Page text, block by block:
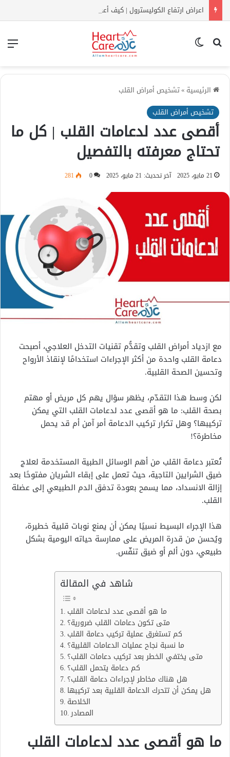
بحث عن
الرئيسية »تشخيص أمراض القلب
تشخيص أمراض القلب
أقصى عدد لدعامات القلب | كل ما
تحتاج معرفته بالتفصيل
21 مايو، 2025 آخر تحديث: 21 مايو، 2025 0
281
مع ازدياد أمراض القلب وتقدُّم تقنيات التدخل العلاجي، أصبحت
دعامة القلب واحدة من أكثر الإجراءات استخدامًا لإنقاذ الأرواح
وتحسين الصحة القلبية.
لكن وسط هذا التقدّم، يظهر سؤال يهم كل مريض أو مهتم
بصحة القلب: ما هو أقصى عدد لدعامات القلب التي يمكن
تركيبها؟ وهل تكرار تركيب الدعامة أمر آمن أم قد يحمل
مخاطرة؟!
تُعتبر دعامة القلب من أهم الوسائل الطبية المستخدمة لعلاج
ضيق الشرايين التاجية، حيث تعمل على إبقاء الشريان مفتوحًا بعد
إزالة الانسداد، مما يسمح بعودة تدفق الدم الطبيعي إلى عضلة
القلب.
هذا الإجراء البسيط نسبيًا يمكن أن يمنع نوبات قلبية خطيرة،
ويُحسن من قدرة المريض على ممارسة حياته اليومية بشكل
طبيعي، دون ألم أو ضيق تنفّس.
شاهد في المقالة
ما هو أقصى عدد لدعامات القلب
متى تكون دعامات القلب ضرورية؟
كم تستغرق عملية تركيب دعامة القلب
ما نسبة نجاح عمليات الدعامات القلبية؟
متى يختفي الخطر بعد تركيب دعامات القلب؟
كم دعامة يتحمل القلب؟
هل هناك مخاطر لإجراءات دعامة القلب؟
هل يمكن أن تتحرك الدعامة القلبية بعد تركيبها
الخلاصة
المصادر
ما هو أقصى عدد لدعامات القلب